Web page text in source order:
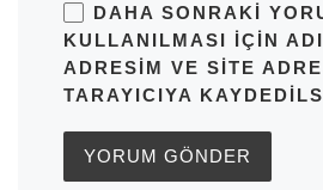
DAHA SONRAKI
KULLANILMASI IÇIN
ADRESIM VE SITE
TARAYICIYA